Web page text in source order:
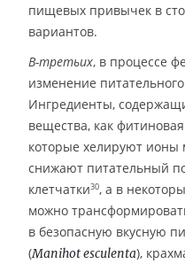
пищевых привычек в
вариантов.
В-третьих, в процессе
изменение
Ингредиенты,
вещества, как
которые хелируют ионы
снижают питательный
клетчатки30, а в
можно
в безопасную вкусную
(Manihot esculenta),